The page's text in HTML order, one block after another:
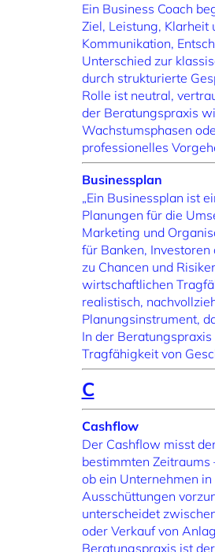
Ein Business Coach
Ziel, Leistung, Klarheit
Kommunikation,
Unterschied zur
durch strukturierte
Rolle ist neutral,
der Beratungspraxis
Wachstumsphasen
professionelles
Businessplan
„Ein Businessplan ist
Planungen für die
Marketing und
für Banken,
zu Chancen und
wirtschaftlichen
realistisch,
Planungsinstrument,
In der
Tragfähigkeit von
C
Cashflow
Der Cashflow misst
bestimmten Zeitraums
ob ein Unternehmen
Ausschüttungen
unterscheidet
oder Verkauf von
Beratungspraxis ist